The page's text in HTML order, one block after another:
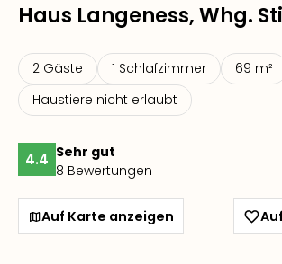
Haus Langeness, Whg.
2 Gäste 1 Schlafzimmer
69 m²
Haustiere nicht erlaubt
4.4 Sehr gut
8 Bewertungen
Auf Karte anzeigen